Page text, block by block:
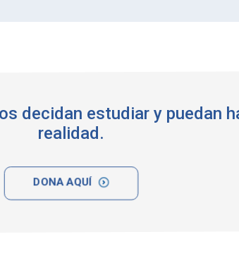
decidan estudiar y puedan
realidad.
DONA AQUÍ